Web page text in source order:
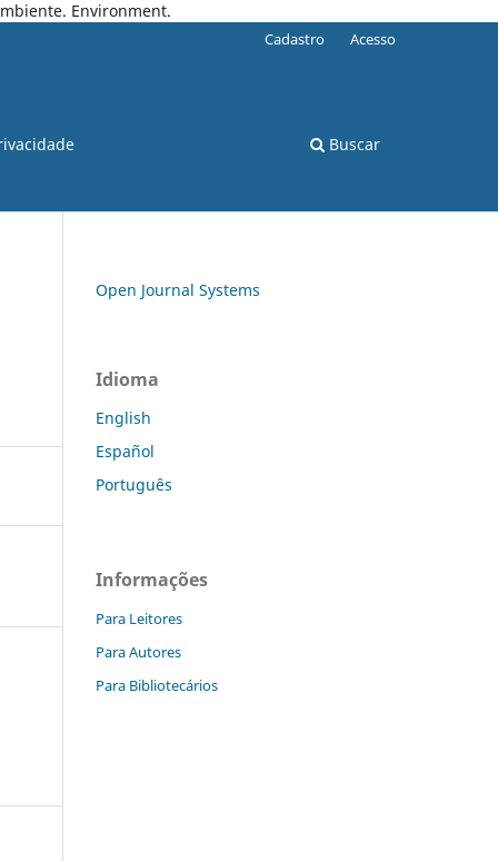
Environment.
Buscar
Cadastro Acesso
Open Journal Systems
Idioma
English
Español
Português
Informações
Para Leitores
Para Autores
Para Bibliotecários